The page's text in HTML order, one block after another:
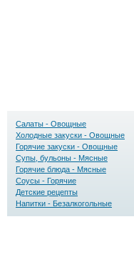
Салаты - Овощные
Холодные закуски - Овощные
Горячие закуски - Овощные
Супы, бульоны - Мясные
Горячие блюда - Мясные
Соусы - Горячие
Детские рецепты
Напитки - Безалкогольные